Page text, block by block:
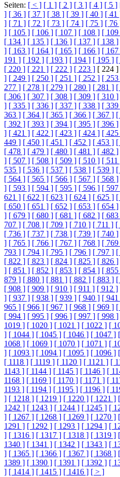
Seiten: [ < ] [ 1 ] [ 2 ] [ 3 ] [ 4 ] [ 5 ]
] [ 36 ] [ 37 ] [ 38 ] [ 39 ] [ 40 ] [ 41
] [ 71 ] [ 72 ] [ 73 ] [ 74 ] [ 75 ] [ 76
] [ 105 ] [ 106 ] [ 107 ] [ 108 ] [
[ 134 ] [ 135 ] [ 136 ] [ 137 ] [ 138 ]
] [ 163 ] [ 164 ] [ 165 ] [ 166 ] [
191 ] [ 192 ] [ 193 ] [ 194 ] [ 195 ] [
[ 220 ] [ 221 ] [ 222 ] [ 223 ] [ 224 ]
] [ 249 ] [ 250 ] [ 251 ] [ 252 ] [
277 ] [ 278 ] [ 279 ] [ 280 ] [ 281 ] [
[ 306 ] [ 307 ] [ 308 ] [ 309 ] [ 310 ]
] [ 335 ] [ 336 ] [ 337 ] [ 338 ] [
363 ] [ 364 ] [ 365 ] [ 366 ] [ 367 ] [
[ 392 ] [ 393 ] [ 394 ] [ 395 ] [ 396 ]
] [ 421 ] [ 422 ] [ 423 ] [ 424 ] [
449 ] [ 450 ] [ 451 ] [ 452 ] [ 453 ] [
[ 478 ] [ 479 ] [ 480 ] [ 481 ] [ 482 ]
] [ 507 ] [ 508 ] [ 509 ] [ 510 ] [ 511
535 ] [ 536 ] [ 537 ] [ 538 ] [ 539 ] [
[ 564 ] [ 565 ] [ 566 ] [ 567 ] [ 568 ]
] [ 593 ] [ 594 ] [ 595 ] [ 596 ] [
621 ] [ 622 ] [ 623 ] [ 624 ] [ 625 ] [
[ 650 ] [ 651 ] [ 652 ] [ 653 ] [ 654 ]
] [ 679 ] [ 680 ] [ 681 ] [ 682 ] [
707 ] [ 708 ] [ 709 ] [ 710 ] [ 711 ] [
[ 736 ] [ 737 ] [ 738 ] [ 739 ] [ 740 ]
] [ 765 ] [ 766 ] [ 767 ] [ 768 ] [
793 ] [ 794 ] [ 795 ] [ 796 ] [ 797 ] [
[ 822 ] [ 823 ] [ 824 ] [ 825 ] [ 826 ]
] [ 851 ] [ 852 ] [ 853 ] [ 854 ] [
879 ] [ 880 ] [ 881 ] [ 882 ] [ 883 ] [
[ 908 ] [ 909 ] [ 910 ] [ 911 ] [ 912 ]
] [ 937 ] [ 938 ] [ 939 ] [ 940 ] [
965 ] [ 966 ] [ 967 ] [ 968 ] [ 969 ] [
[ 994 ] [ 995 ] [ 996 ] [ 997 ] [ 998 ]
1019 ] [ 1020 ] [ 1021 ] [ 1022 ] [
] [ 1044 ] [ 1045 ] [ 1046 ] [ 1047 ]
1068 ] [ 1069 ] [ 1070 ] [ 1071 ] [
] [ 1093 ] [ 1094 ] [ 1095 ] [ 1096 ]
[ 1118 ] [ 1119 ] [ 1120 ] [ 1121 ] [
1143 ] [ 1144 ] [ 1145 ] [ 1146 ] [
1168 ] [ 1169 ] [ 1170 ] [ 1171 ] [
1193 ] [ 1194 ] [ 1195 ] [ 1196 ] [
] [ 1218 ] [ 1219 ] [ 1220 ] [ 1221 ]
1242 ] [ 1243 ] [ 1244 ] [ 1245 ] [
] [ 1267 ] [ 1268 ] [ 1269 ] [ 1270 ]
1291 ] [ 1292 ] [ 1293 ] [ 1294 ] [
] [ 1316 ] [ 1317 ] [ 1318 ] [ 1319 ]
1340 ] [ 1341 ] [ 1342 ] [ 1343 ] [
] [ 1365 ] [ 1366 ] [ 1367 ] [ 1368 ]
1389 ] [ 1390 ] [ 1391 ] [ 1392 ] [
] [ 1414 ] [ 1415 ] [ 1416 ] [ > ]